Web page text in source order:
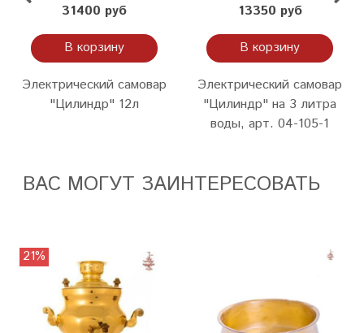
31400 руб
В корзину
Электрический самовар
"Цилиндр" 12л
13350 руб
В корзину
Электрический самовар
"Цилиндр" на 3 литра
воды, арт. 04-105-1
ВАС МОГУТ ЗАИНТЕРЕСОВАТЬ
21%